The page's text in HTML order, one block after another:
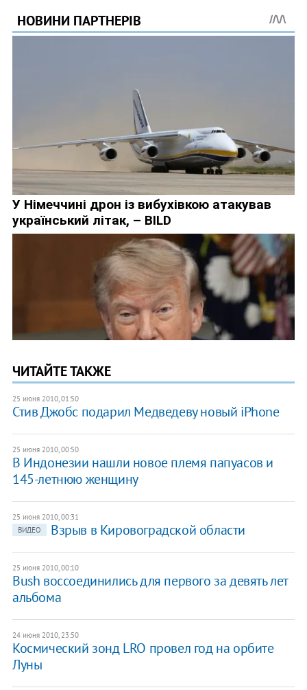
ЧИТАЙТЕ ТАКЖЕ
25 июня 2010, 01:50
Стив Джобс подарил Медведеву новый iPhone
25 июня 2010, 00:50
В Индонезии нашли новое племя папуасов и
145-летнюю женщину
25 июня 2010, 00:31
ВИДЕО
Взрыв в Кировоградской области
25 июня 2010, 00:10
Bush воссоединились для первого за девять лет
альбома
24 июня 2010, 23:50
Космический зонд LRO провел год на орбите
Луны